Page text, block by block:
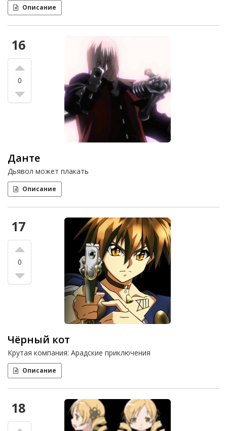
Описание
16
0
Данте
Дьявол может плакать
Описание
17
0
Чёрный кот
Крутая компания: Арадские приключения
Описание
18